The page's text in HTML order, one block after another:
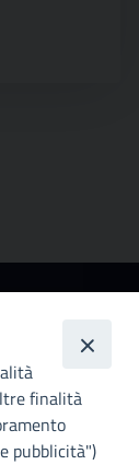
finalità
pubblicità")